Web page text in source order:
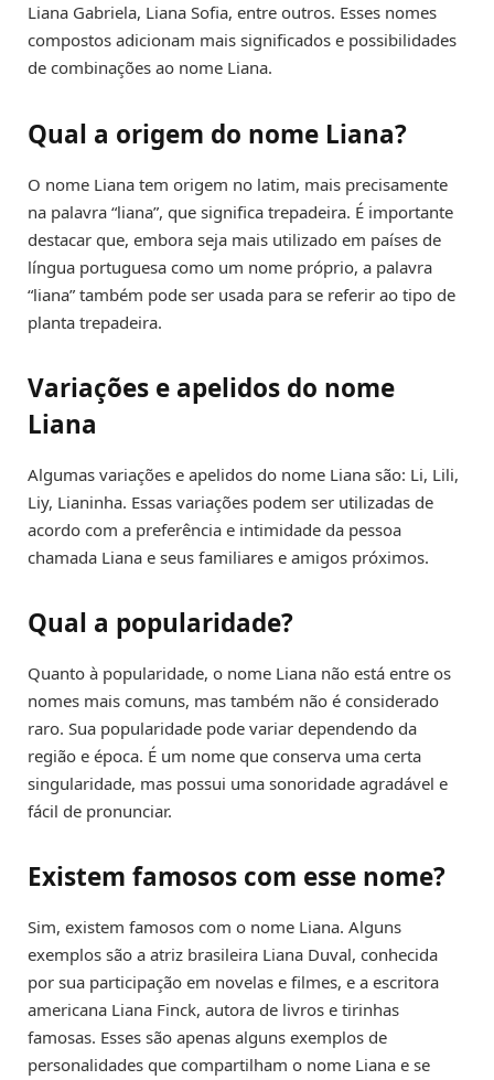
Liana Gabriela, Liana Sofia, entre outros. Esses nomes
compostos adicionam mais significados e possibilidades
de combinações ao nome Liana.
Qual a origem do nome Liana?
O nome Liana tem origem no latim, mais precisamente
na palavra “liana”, que significa trepadeira. É importante
destacar que, embora seja mais utilizado em países de
língua portuguesa como um nome próprio, a palavra
“liana” também pode ser usada para se referir ao tipo de
planta trepadeira.
Variações e apelidos do nome
Liana
Algumas variações e apelidos do nome Liana são: Li, Lili,
Liy, Lianinha. Essas variações podem ser utilizadas de
acordo com a preferência e intimidade da pessoa
chamada Liana e seus familiares e amigos próximos.
Qual a popularidade?
Quanto à popularidade, o nome Liana não está entre os
nomes mais comuns, mas também não é considerado
raro. Sua popularidade pode variar dependendo da
região e época. É um nome que conserva uma certa
singularidade, mas possui uma sonoridade agradável e
fácil de pronunciar.
Existem famosos com esse nome?
Sim, existem famosos com o nome Liana. Alguns
exemplos são a atriz brasileira Liana Duval, conhecida
por sua participação em novelas e filmes, e a escritora
americana Liana Finck, autora de livros e tirinhas
famosas. Esses são apenas alguns exemplos de
personalidades que compartilham o nome Liana e se